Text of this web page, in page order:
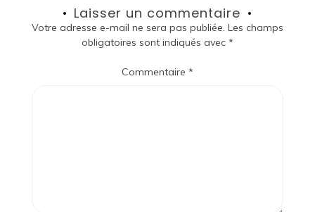
Laisser un commentaire
Votre adresse e-mail ne sera pas publiée. Les champs
obligatoires sont indiqués avec *
Commentaire *